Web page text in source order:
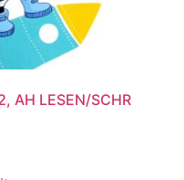
AH LESEN/SCHR